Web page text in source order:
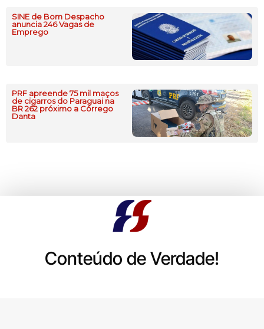
SINE de Bom Despacho
anuncia 246 Vagas de
Emprego
PRF apreende 75 mil maços
de cigarros do Paraguai na
BR 262 próximo a Córrego
Danta
Conteúdo de Verdade!